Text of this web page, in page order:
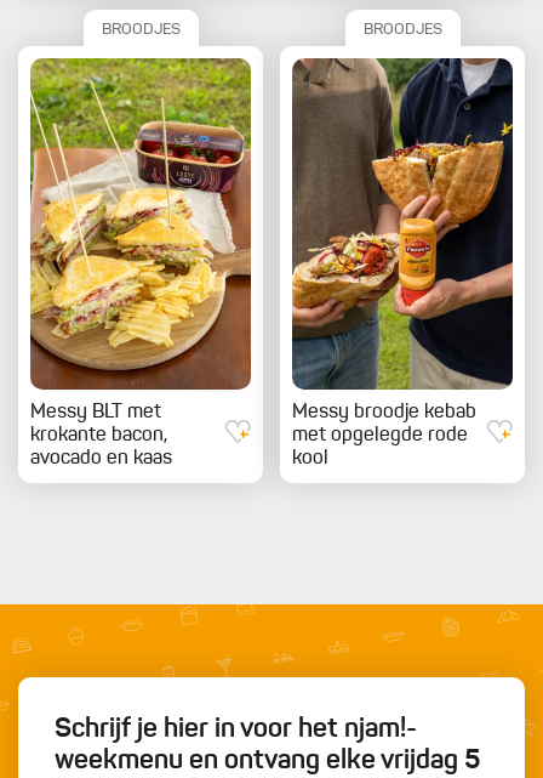
BROODJES
Messy BLT met
krokante bacon,
avocado en kaas
BROODJES
Messy broodje kebab
met opgelegde rode
kool
Schrijf je hier in voor het njam!-
weekmenu en ontvang elke vrijdag 5